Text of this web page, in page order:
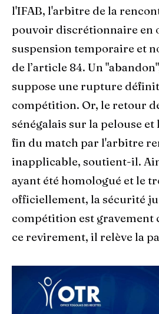
l'IFAB, l'arbitre de la
pouvoir discrétionnaire en
suspension temporaire et
de l’article 84. Un
suppose une rupture
compétition. Or, le retour
sénégalais sur la pelouse
fin du match par l'arbitre
inapplicable, soutient-il.
ayant été homologué et le
officiellement, la sécurité
compétition est gravement
ce revirement, il relève la